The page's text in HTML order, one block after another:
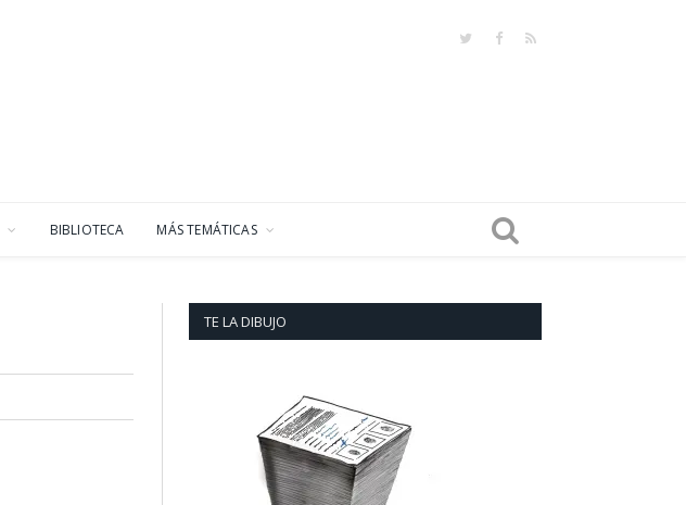
TwitterFacebook
RSS
BIBLIOTECA MÁS TEMÁTICAS
TE LA DIBUJO